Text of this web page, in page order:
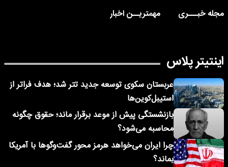
مجله خبـــری
مهمتریــن اخبار
اینتیتر پلاس
عربستان سکوی توسعه جدید تتر شد؛ هدف فراتر از
استیبل‌کوین‌ها
بازنشستگی پیش از موعد برقرار ماند؛ حقوق چگونه
محاسبه می‌شود؟
چرا ایران می‌خواهد هرمز محور گفت‌وگوها با آمریکا
بماند؟